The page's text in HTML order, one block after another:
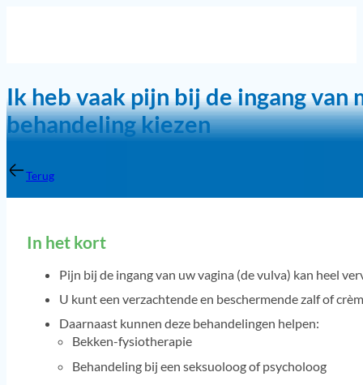
Ik heb vaak pijn bij de ingang van
behandeling kiezen
Terug
In het kort
Pijn bij de ingang van uw vagina (de vulva) kan heel
U kunt een verzachtende en beschermende zalf of
Daarnaast kunnen deze behandelingen helpen:
Bekken-fysiotherapie
Behandeling bij een seksuoloog of psycholoog